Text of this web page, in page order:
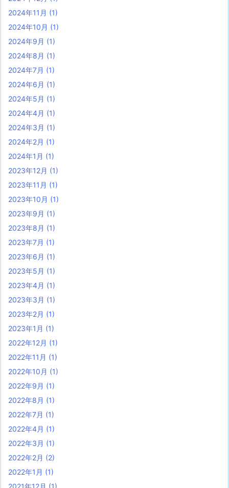
2024年11月 (1)
2024年10月 (1)
2024年9月 (1)
2024年8月 (1)
2024年7月 (1)
2024年6月 (1)
2024年5月 (1)
2024年4月 (1)
2024年3月 (1)
2024年2月 (1)
2024年1月 (1)
2023年12月 (1)
2023年11月 (1)
2023年10月 (1)
2023年9月 (1)
2023年8月 (1)
2023年7月 (1)
2023年6月 (1)
2023年5月 (1)
2023年4月 (1)
2023年3月 (1)
2023年2月 (1)
2023年1月 (1)
2022年12月 (1)
2022年11月 (1)
2022年10月 (1)
2022年9月 (1)
2022年8月 (1)
2022年7月 (1)
2022年4月 (1)
2022年3月 (1)
2022年2月 (2)
2022年1月 (1)